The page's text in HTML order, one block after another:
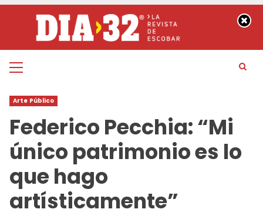
contenido
Menú
Arte Público
Federico Pecchia: “Mi
único patrimonio es lo
que hago
artísticamente”